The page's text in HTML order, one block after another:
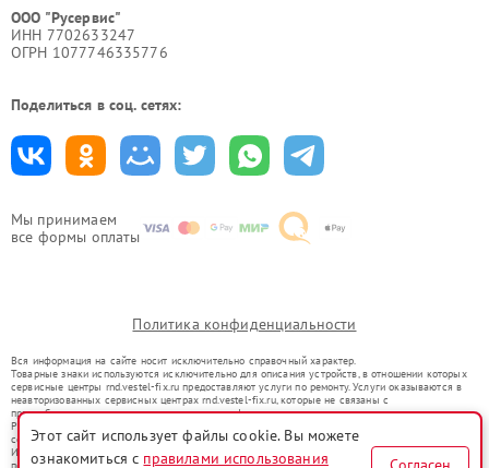
Мы принимаем
все формы оплаты
ООО "Русервис"
ИНН 7702633247
ОГРН 1077746335776
Поделиться в соц. сетях:
Политика конфиденциальности
Вся информация на сайте носит исключительно справочный характер.
Товарные знаки используются исключительно для описания устройств, в отношении которых
сервисные центры rnd.vestel-fix.ru предоставляют услуги по ремонту. Услуги оказываются в
неавторизованных сервисных центрах rnd.vestel-fix.ru, которые не связаны с
правообладателями товарных знаков или их официальными представителями.
Ремонт осуществляется для устройств, уже введенных в гражданский оборот в соответствии
со статьей 1487 ГК РФ.
Использование товарных знаков не преследует цели индивидуализации услуг или введения
Этот сайт использует файлы cookie. Вы можете
ознакомиться с правилами использования